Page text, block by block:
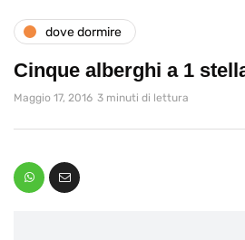
dove dormire
Cinque alberghi a 1
Maggio 17, 2016 3 minuti di lettura